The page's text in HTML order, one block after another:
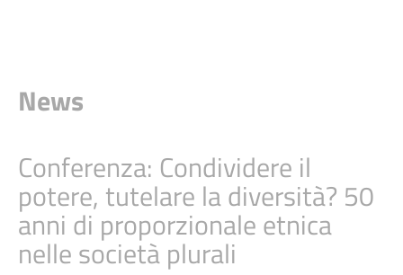
News
Conferenza: Condividere il
potere, tutelare la diversità? 50
anni di proporzionale etnica
nelle società plurali